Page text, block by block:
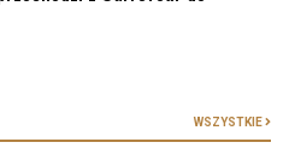
WSZYSTKIE